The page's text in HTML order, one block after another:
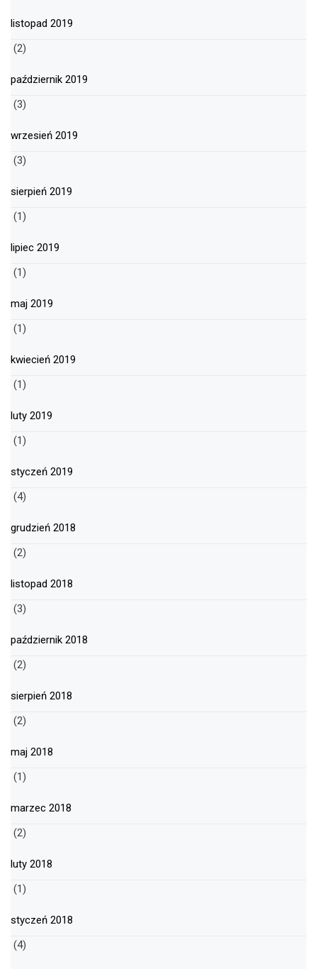
listopad 2019
(2)
październik 2019
(3)
wrzesień 2019
(3)
sierpień 2019
(1)
lipiec 2019
(1)
maj 2019
(1)
kwiecień 2019
(1)
luty 2019
(1)
styczeń 2019
(4)
grudzień 2018
(2)
listopad 2018
(3)
październik 2018
(2)
sierpień 2018
(2)
maj 2018
(1)
marzec 2018
(2)
luty 2018
(1)
styczeń 2018
(4)